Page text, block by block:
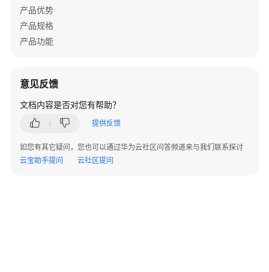
指
导
资
阅
者
导
运
产品优势
产品规格
产品功能
意见反馈
文档内容是否对您有帮助？
提供反馈
如您有其它疑问，您也可以通过华为云社区问答频道来与我们联系探讨
云宝助手提问
云社区提问